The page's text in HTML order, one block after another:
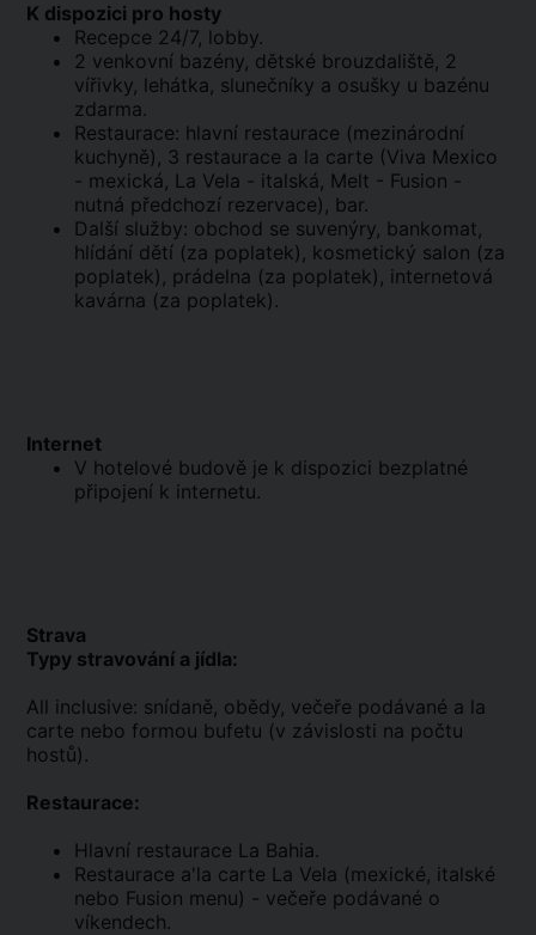
K dispozici pro hosty
Recepce 24/7, lobby.
2 venkovní bazény, dětské brouzdaliště, 2
vířivky, lehátka, slunečníky a osušky u bazénu
zdarma.
Restaurace: hlavní restaurace (mezinárodní
kuchyně), 3 restaurace a la carte (Viva Mexico
- mexická, La Vela - italská, Melt - Fusion -
nutná předchozí rezervace), bar.
Další služby: obchod se suvenýry, bankomat,
hlídání dětí (za poplatek), kosmetický salon (za
poplatek), prádelna (za poplatek), internetová
kavárna (za poplatek).
Internet
V hotelové budově je k dispozici bezplatné
připojení k internetu.
Strava
Typy stravování a jídla:
All inclusive: snídaně, obědy, večeře podávané a la
carte nebo formou bufetu (v závislosti na počtu
hostů).
Restaurace:
Hlavní restaurace La Bahia.
Restaurace a'la carte La Vela (mexické, italské
nebo Fusion menu) - večeře podávané o
víkendech.